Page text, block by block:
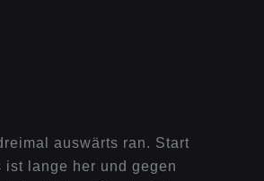
auswärts ran. Start
lange her und gegen